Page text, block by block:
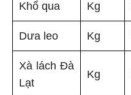
Khổ qua Kg
Dưa leo Kg
Xà lách Đà
Lạt
Kg